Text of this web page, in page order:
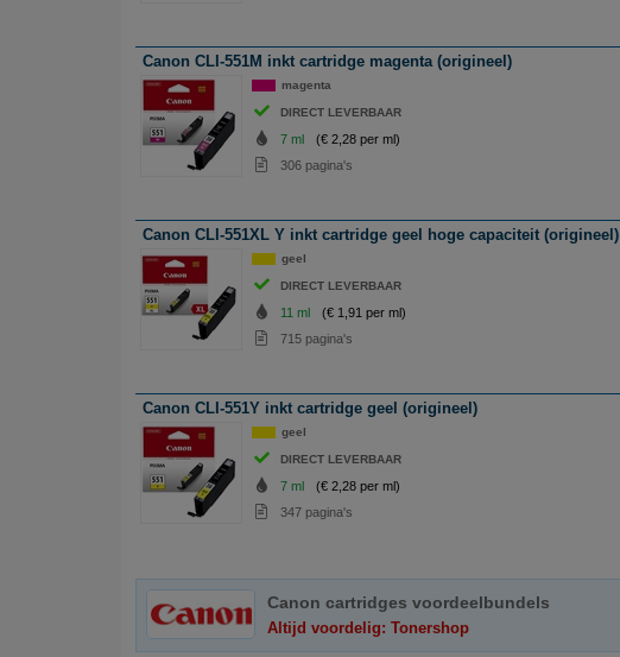
Canon CLI-551M inkt cartridge magenta (origineel)
magenta
DIRECT LEVERBAAR
7 ml
(€ 2,28 per ml)
306 pagina's
Canon CLI-551XL Y inkt cartridge geel hoge capaciteit (origineel)
geel
DIRECT LEVERBAAR
11 ml
(€ 1,91 per ml)
715 pagina's
Canon CLI-551Y inkt cartridge geel (origineel)
geel
DIRECT LEVERBAAR
7 ml
(€ 2,28 per ml)
347 pagina's
Canon cartridges voordeelbundels
Altijd voordelig: Tonershop